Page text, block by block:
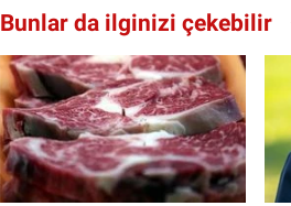
Bunlar da ilginizi çekebilir